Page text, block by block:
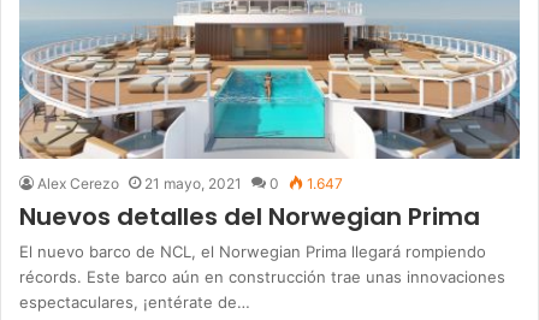
Alex Cerezo 21 mayo, 2021 0 1.647
Nuevos detalles del Norwegian Prima
El nuevo barco de NCL, el Norwegian Prima llegará rompiendo
récords. Este barco aún en construcción trae unas innovaciones
espectaculares, ¡entérate de…